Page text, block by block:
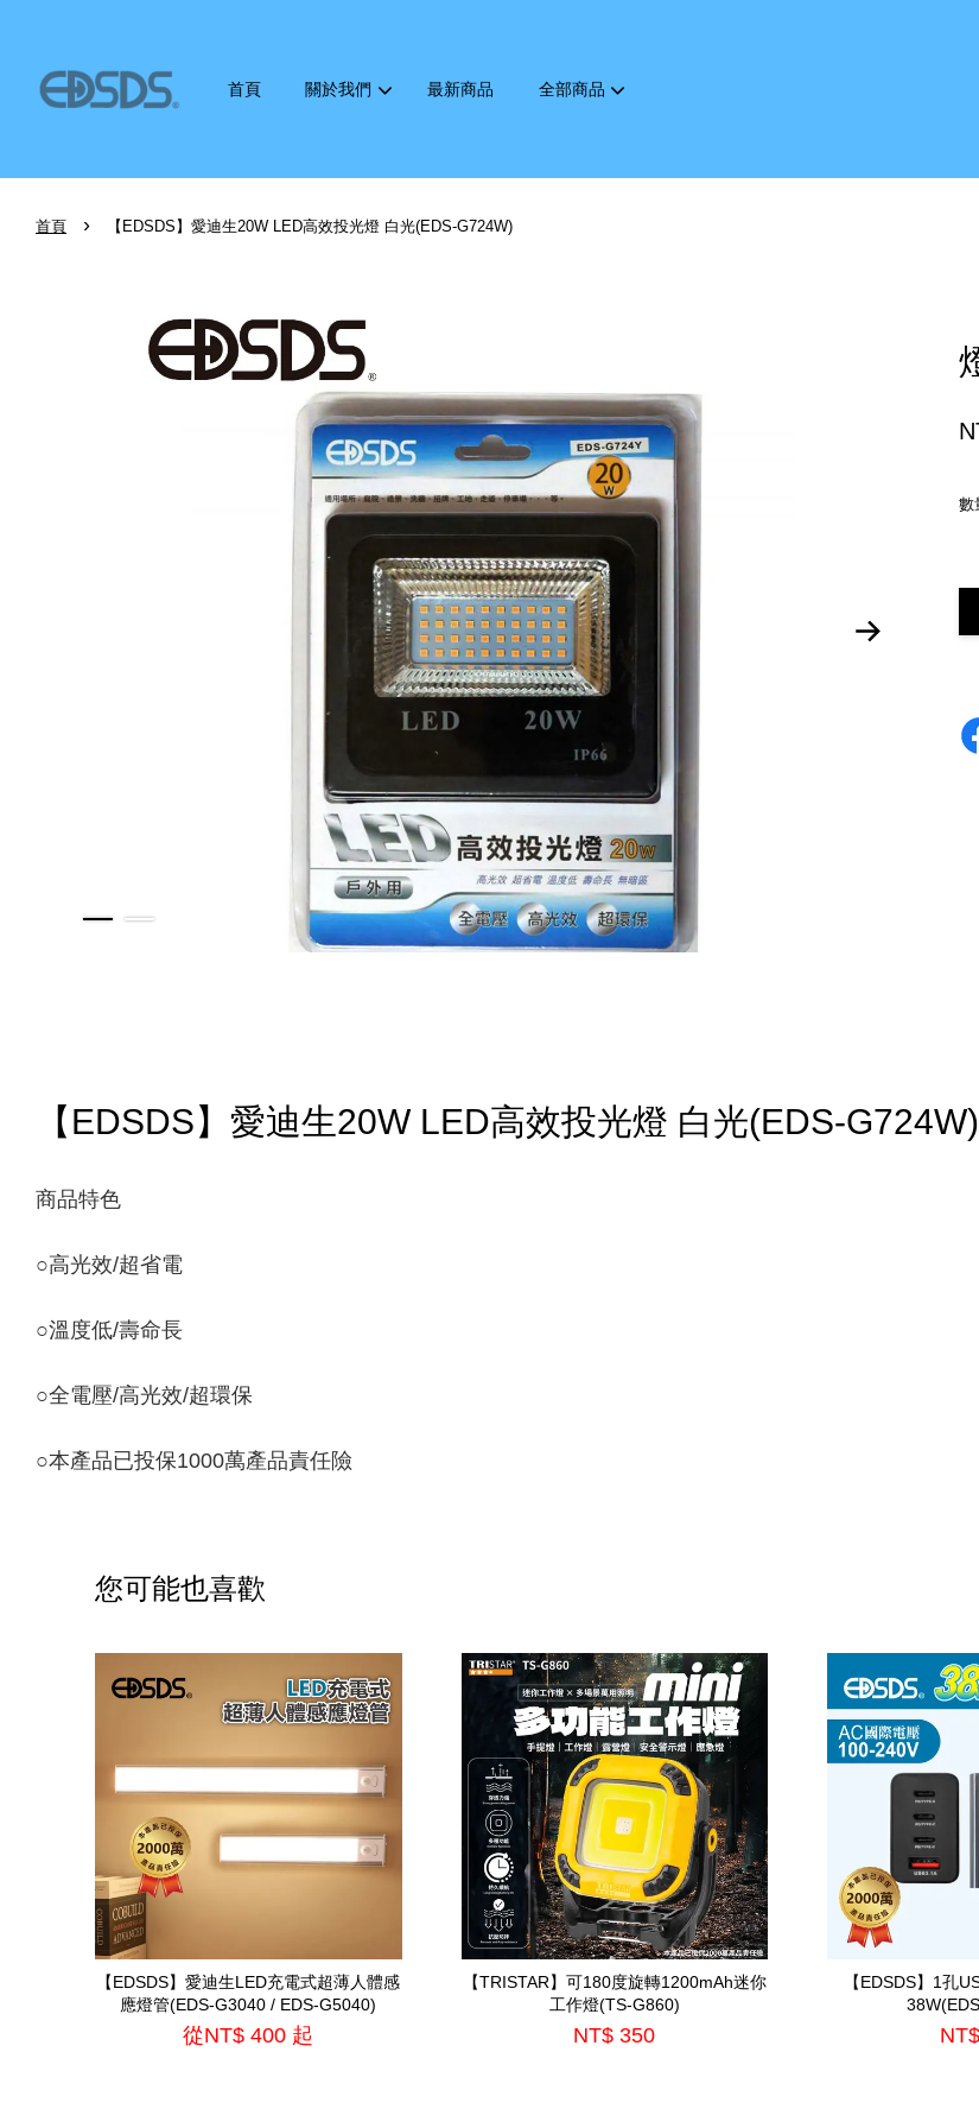
首頁 關於我們 最新商品 全部商品
首頁 › 【EDSDS】愛迪生20W LED高效投光燈 白光(EDS-G724W)
數
【EDSDS】愛迪生20W LED高效投光燈 白光(EDS-G724W)
商品特色
○高光效/超省電
○溫度低/壽命長
○全電壓/高光效/超環保
○本產品已投保1000萬產品責任險
您可能也喜歡
【EDSDS】愛迪生LED充電式超薄人體感
應燈管(EDS-G3040 / EDS-G5040)
從NT$ 400 起
【TRISTAR】可180度旋轉1200mAh迷你
工作燈(TS-G860)
NT$ 350
【EDSDS】1孔